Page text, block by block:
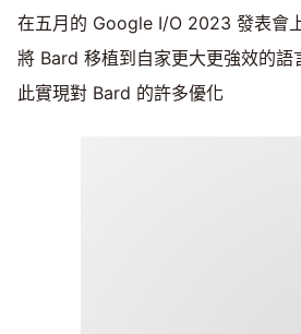
在五月的 Google I/O 2023 發表會
將 Bard 移植到自家更大更強效的
此實現對 Bard 的許多優化